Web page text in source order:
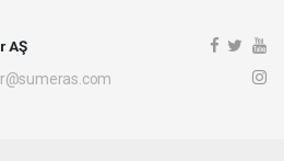
AŞ